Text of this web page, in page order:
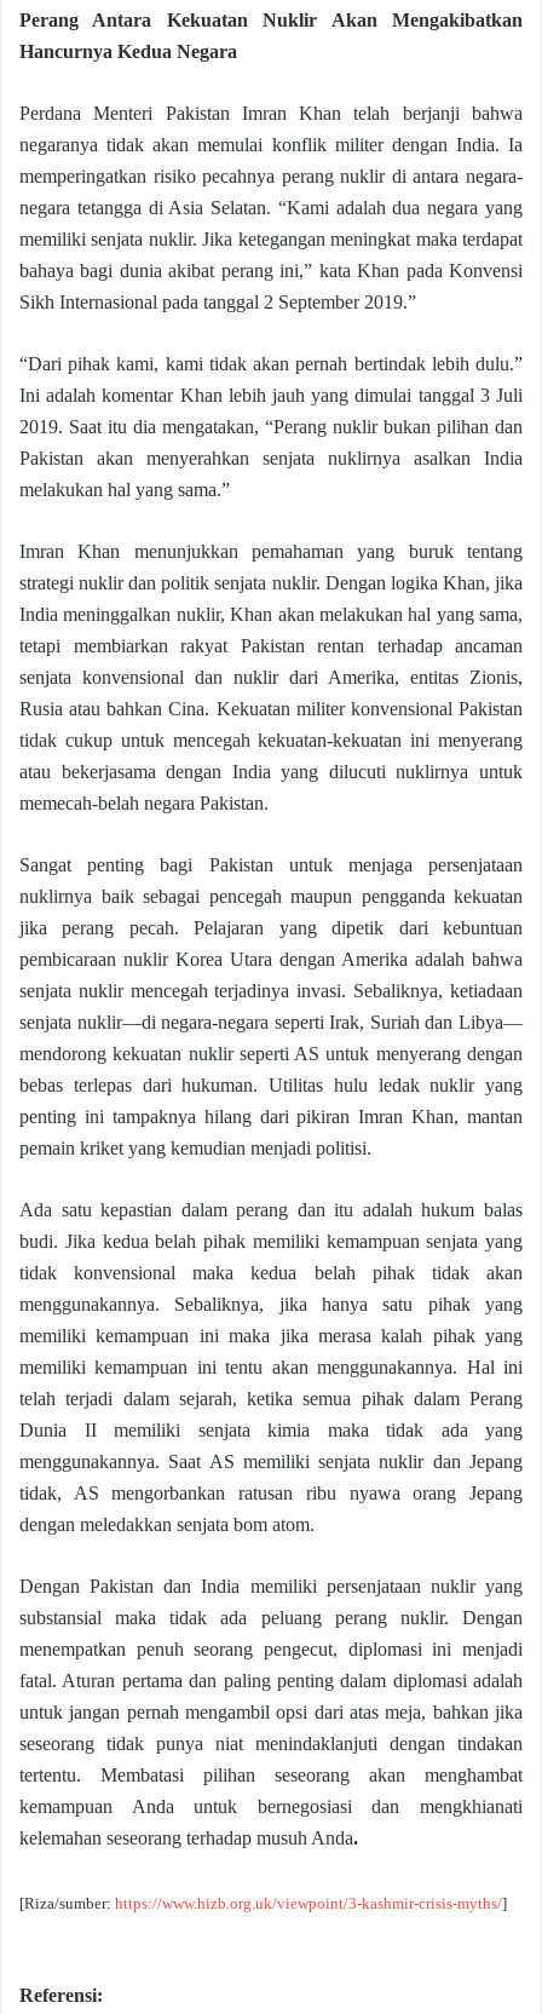
Perang Antara Kekuatan Nuklir Akan Mengakibatkan
Hancurnya Kedua Negara
Perdana Menteri Pakistan Imran Khan telah berjanji bahwa
negaranya tidak akan memulai konflik militer dengan India. Ia
memperingatkan risiko pecahnya perang nuklir di antara negara-
negara tetangga di Asia Selatan. “Kami adalah dua negara yang
memiliki senjata nuklir. Jika ketegangan meningkat maka terdapat
bahaya bagi dunia akibat perang ini,” kata Khan pada Konvensi
Sikh Internasional pada tanggal 2 September 2019.”
“Dari pihak kami, kami tidak akan pernah bertindak lebih dulu.”
Ini adalah komentar Khan lebih jauh yang dimulai tanggal 3 Juli
2019. Saat itu dia mengatakan, “Perang nuklir bukan pilihan dan
Pakistan akan menyerahkan senjata nuklirnya asalkan India
melakukan hal yang sama.”
Imran Khan menunjukkan pemahaman yang buruk tentang
strategi nuklir dan politik senjata nuklir. Dengan logika Khan, jika
India meninggalkan nuklir, Khan akan melakukan hal yang sama,
tetapi membiarkan rakyat Pakistan rentan terhadap ancaman
senjata konvensional dan nuklir dari Amerika, entitas Zionis,
Rusia atau bahkan Cina. Kekuatan militer konvensional Pakistan
tidak cukup untuk mencegah kekuatan-kekuatan ini menyerang
atau bekerjasama dengan India yang dilucuti nuklirnya untuk
memecah-belah negara Pakistan.
Sangat penting bagi Pakistan untuk menjaga persenjataan
nuklirnya baik sebagai pencegah maupun pengganda kekuatan
jika perang pecah. Pelajaran yang dipetik dari kebuntuan
pembicaraan nuklir Korea Utara dengan Amerika adalah bahwa
senjata nuklir mencegah terjadinya invasi. Sebaliknya, ketiadaan
senjata nuklir—di negara-negara seperti Irak, Suriah dan Libya—
mendorong kekuatan nuklir seperti AS untuk menyerang dengan
bebas terlepas dari hukuman. Utilitas hulu ledak nuklir yang
penting ini tampaknya hilang dari pikiran Imran Khan, mantan
pemain kriket yang kemudian menjadi politisi.
Ada satu kepastian dalam perang dan itu adalah hukum balas
budi. Jika kedua belah pihak memiliki kemampuan senjata yang
tidak konvensional maka kedua belah pihak tidak akan
menggunakannya. Sebaliknya, jika hanya satu pihak yang
memiliki kemampuan ini maka jika merasa kalah pihak yang
memiliki kemampuan ini tentu akan menggunakannya. Hal ini
telah terjadi dalam sejarah, ketika semua pihak dalam Perang
Dunia II memiliki senjata kimia maka tidak ada yang
menggunakannya. Saat AS memiliki senjata nuklir dan Jepang
tidak, AS mengorbankan ratusan ribu nyawa orang Jepang
dengan meledakkan senjata bom atom.
Dengan Pakistan dan India memiliki persenjataan nuklir yang
substansial maka tidak ada peluang perang nuklir. Dengan
menempatkan penuh seorang pengecut, diplomasi ini menjadi
fatal. Aturan pertama dan paling penting dalam diplomasi adalah
untuk jangan pernah mengambil opsi dari atas meja, bahkan jika
seseorang tidak punya niat menindaklanjuti dengan tindakan
tertentu. Membatasi pilihan seseorang akan menghambat
kemampuan Anda untuk bernegosiasi dan mengkhianati
kelemahan seseorang terhadap musuh Anda.
[Riza/sumber: https://www.hizb.org.uk/viewpoint/3-kashmir-crisis-myths/]
Referensi: